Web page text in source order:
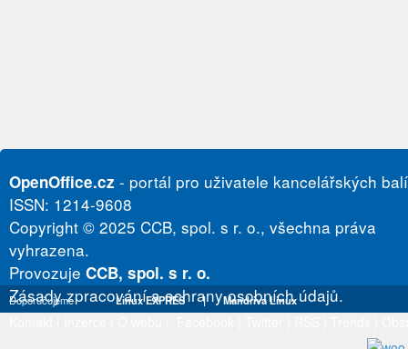
OpenOffice.cz - portál pro uživatele kancelářských
ISSN: 1214-9608
Copyright © 2025 CCB, spol. s r. o., všechna práva
vyhrazena.
Provozuje CCB, spol. s r. o.
Zásady zpracování a ochrany osobních údajů.
Doporučujeme Linux EXPRES | Mandriva Linux